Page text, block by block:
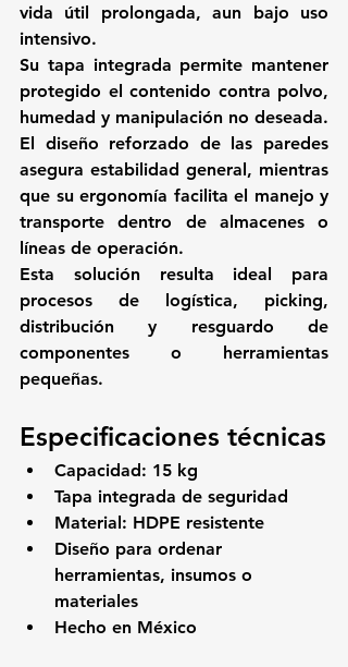
vida útil prolongada, aun bajo uso
intensivo.
Su tapa integrada permite mantener
protegido el contenido contra polvo,
humedad y manipulación no deseada.
El diseño reforzado de las paredes
asegura estabilidad general, mientras
que su ergonomía facilita el manejo y
transporte dentro de almacenes o
líneas de operación.
Esta solución resulta ideal para
procesos de logística, picking,
distribución y resguardo de
componentes o herramientas
pequeñas.
Especificaciones técnicas
Capacidad: 15 kg
Tapa integrada de seguridad
Material: HDPE resistente
Diseño para ordenar
herramientas, insumos o
materiales
Hecho en México